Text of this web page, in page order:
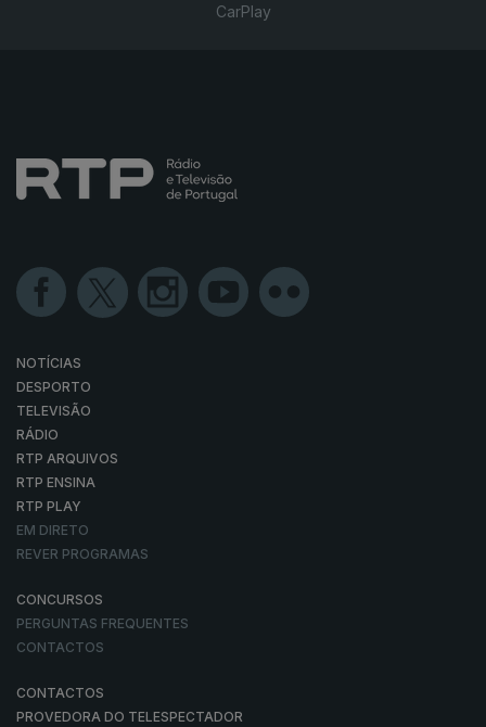
CarPlay
NOTÍCIAS
DESPORTO
TELEVISÃO
RÁDIO
RTP ARQUIVOS
RTP ENSINA
RTP PLAY
EM DIRETO
REVER PROGRAMAS
CONCURSOS
PERGUNTAS FREQUENTES
CONTACTOS
CONTACTOS
PROVEDORA DO TELESPECTADOR